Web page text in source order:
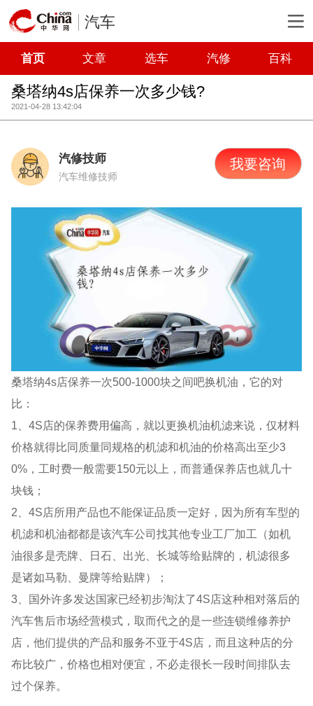
汽车
首页 文章 选车 汽修 百科
桑塔纳4s店保养一次多少钱?
2021-04-28 13:42:04
汽修技师
汽车维修技师
我要咨询
桑塔纳4s店保养一次500-1000块之间吧换机油，它的对
比：
1、4S店的保养费用偏高，就以更换机油机滤来说，仅材料
价格就得比同质量同规格的机滤和机油的价格高出至少3
0%，工时费一般需要150元以上，而普通保养店也就几十
块钱；
2、4S店所用产品也不能保证品质一定好，因为所有车型的
机滤和机油都都是该汽车公司找其他专业工厂加工（如机
油很多是壳牌、日石、出光、长城等给贴牌的，机滤很多
是诸如马勒、曼牌等给贴牌）；
3、国外许多发达国家已经初步淘汰了4S店这种相对落后的
汽车售后市场经营模式，取而代之的是一些连锁维修养护
店，他们提供的产品和服务不亚于4S店，而且这种店的分
布比较广，价格也相对便宜，不必走很长一段时间排队去
过个保养。